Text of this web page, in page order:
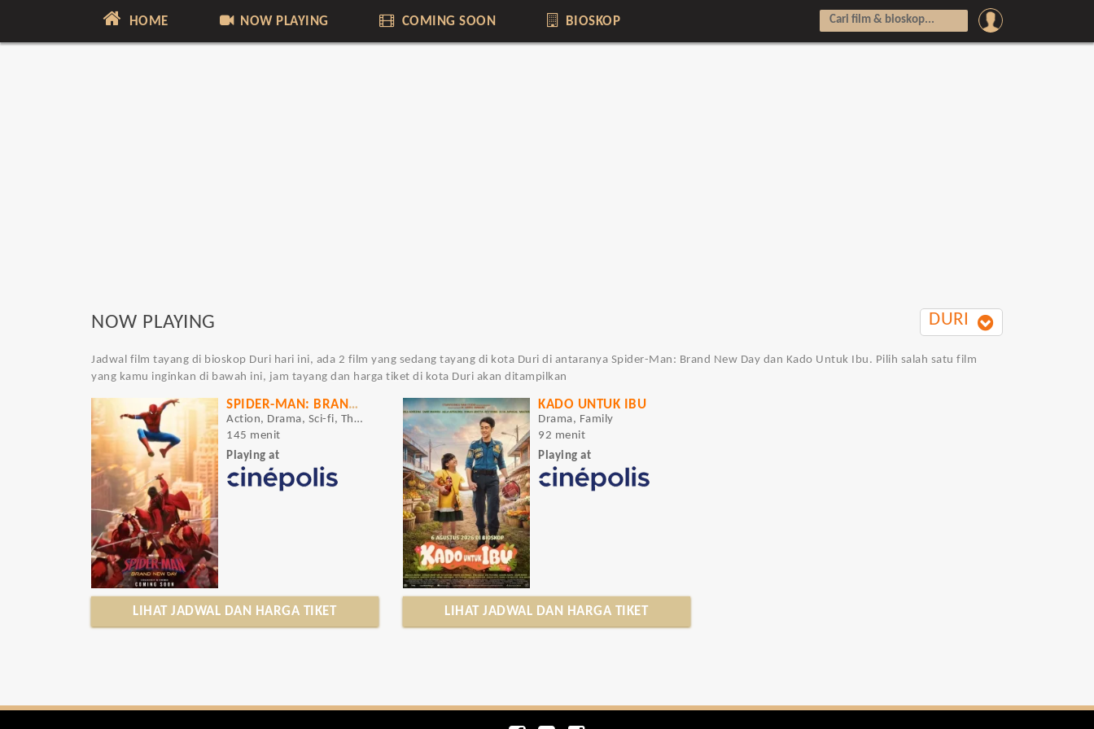
HOME NOW PLAYING COMING SOON BIOSKOP
NOW PLAYING DURI
Jadwal film tayang di bioskop Duri hari ini, ada 2 film yang sedang tayang di kota Duri di antaranya Spider-Man: Brand New Day dan Kado Untuk Ibu. Pilih salah satu film
yang kamu inginkan di bawah ini, jam tayang dan harga tiket di kota Duri akan ditampilkan
SPIDER-MAN: BRAND NEW DAY
Action, Drama, Sci-fi, Thriller
145 menit
Playing at
LIHAT JADWAL DAN HARGA TIKET
KADO UNTUK IBU
Drama, Family
92 menit
Playing at
LIHAT JADWAL DAN HARGA TIKET